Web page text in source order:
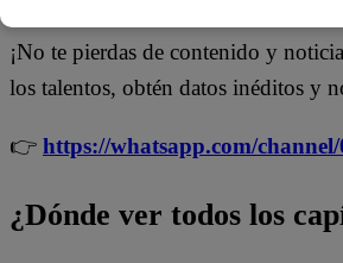
¡No te pierdas de contenido y
los talentos, obtén datos inéditos y
👉 https://whatsapp.com/
¿Dónde ver todos los